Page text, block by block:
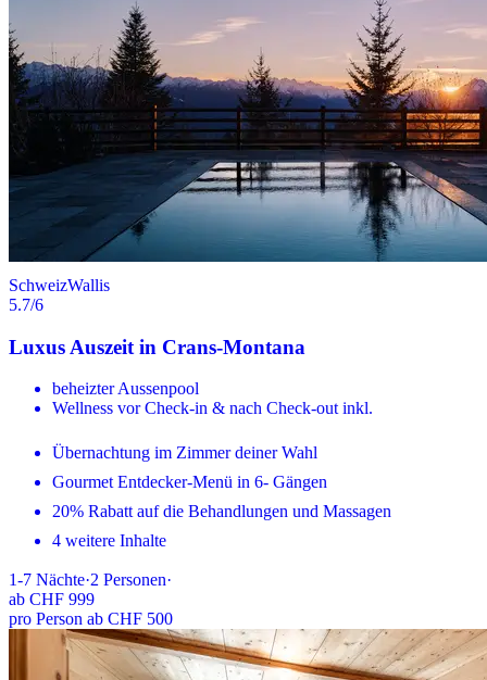
SchweizWallis
5.7/6
Luxus Auszeit in Crans-Montana
beheizter Aussenpool
Wellness vor Check-in & nach Check-out inkl.
Übernachtung im Zimmer deiner Wahl
Gourmet Entdecker-Menü in 6- Gängen
20% Rabatt auf die Behandlungen und Massagen
4 weitere Inhalte
1-7 Nächte·2 Personen·
ab CHF 999
pro Person ab CHF 500